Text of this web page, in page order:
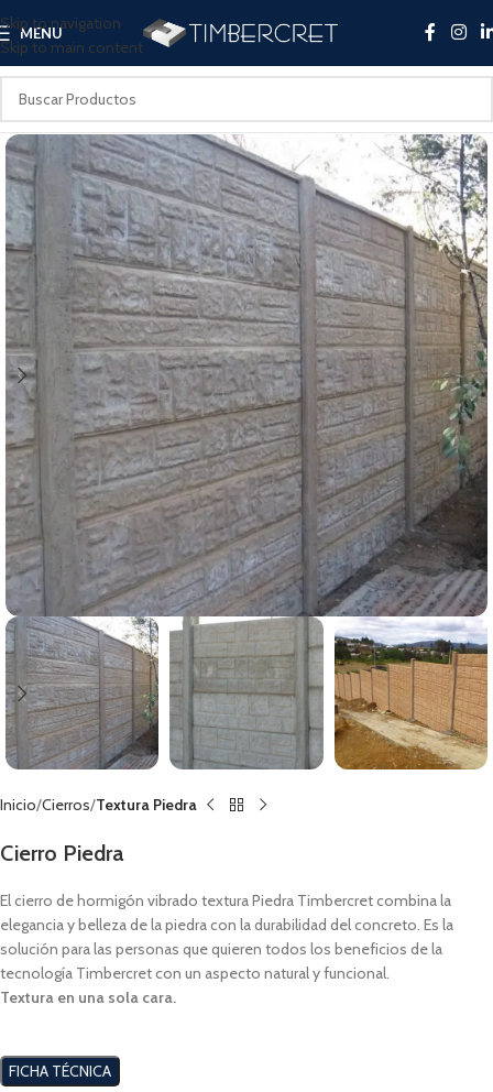
Skip to navigation
Skip to main content
MENU
Inicio Cierros Textura Piedra
Cierro Piedra
El cierro de hormigón vibrado textura Piedra Timbercret combina la
elegancia y belleza de la piedra con la durabilidad del concreto. Es la
solución para las personas que quieren todos los beneficios de la
tecnología Timbercret con un aspecto natural y funcional.
Textura en una sola cara.
FICHA TÉCNICA